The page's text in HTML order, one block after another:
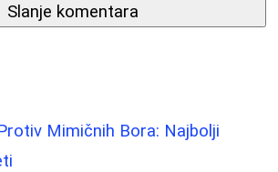
Slanje komentara
Mimičnih Bora: Najbolji